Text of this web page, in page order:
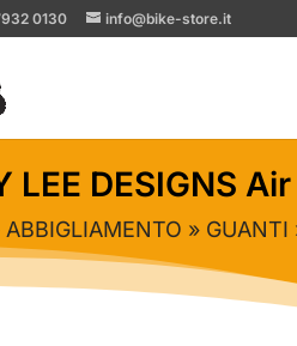
0130 info@bike-store.it
LEE DESIGNS
ABBIGLIAMENTO » GUANTI